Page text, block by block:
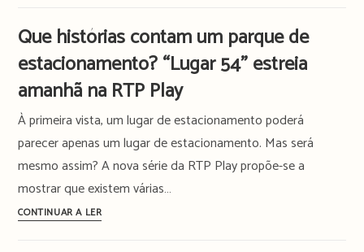
campeonato
mundial
da
ficção»
e
a
RTP
já
o
Que histórias contam um parque de
estacionamento? “Lugar 54” estreia
amanhã na RTP Play
À primeira vista, um lugar de estacionamento poderá
parecer apenas um lugar de estacionamento. Mas será
mesmo assim? A nova série da RTP Play propõe-se a
mostrar que existem várias…
CONTINUAR A LERQue